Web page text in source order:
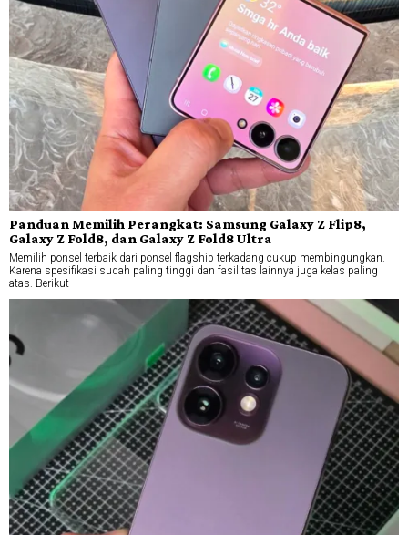
Panduan Memilih Perangkat: Samsung Galaxy Z Flip8,
Galaxy Z Fold8, dan Galaxy Z Fold8 Ultra
Memilih ponsel terbaik dari ponsel flagship terkadang cukup membingungkan.
Karena spesifikasi sudah paling tinggi dan fasilitas lainnya juga kelas paling
atas. Berikut